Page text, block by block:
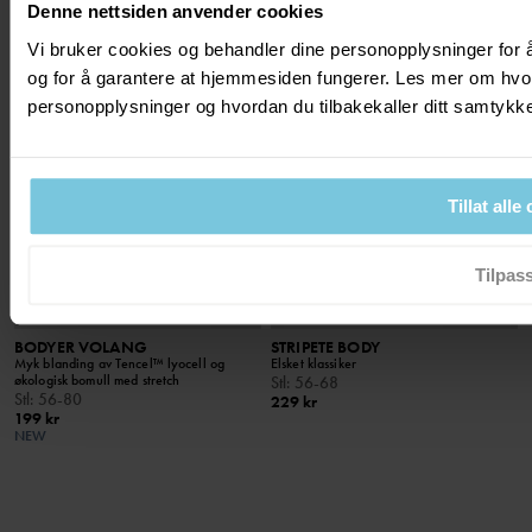
Denne nettsiden anvender cookies
Vi bruker cookies og behandler dine personopplysninger
og for å garantere at hjemmesiden fungerer. Les mer om
personopplysninger og hvordan du tilbakekaller ditt
Tillat alle
BODYER VOLANG
Myk blanding av Tencel™ lyocell og
økologisk bomull med stretch
Stl: 56-80
199 kr
NEW
SEASONAL STRIPE
STRIPETE BODY
Elsket klassiker
Stl: 56-68
229 kr